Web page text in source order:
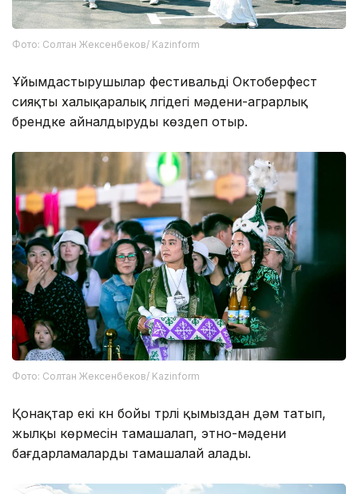
Фото: Солтан Жексенбеков/ Kazinform
Ұйымдастырушылар фестивальді Октоберфест
сияқты халықаралық үлгідегі мәдени-аграрлық
брендке айналдыруды көздеп отыр.
Фото: Солтан Жексенбеков/ Kazinform
Қонақтар екі күн бойы түрлі қымыздан дәм татып,
жылқы көрмесін тамашалап, этно-мәдени
бағдарламаларды тамашалай алады.